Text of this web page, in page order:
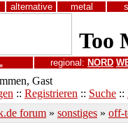
alternative metal
regional: NORD
Gast
:: Registrieren :: Suche ::
forum » sonstiges » off-